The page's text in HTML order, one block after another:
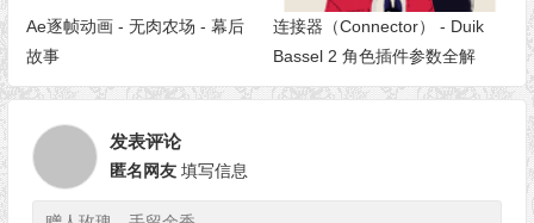
Ae逐帧动画 - 无肉农场 - 幕后
故事
连接器（Connector） - Duik
Bassel 2 角色插件参数全解
[S02E03]
发表评论
匿名网友 填写信息